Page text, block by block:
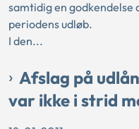
samtidig en godkendelse
periodens udløb.
I den...
Afslag på
var ikke i strid